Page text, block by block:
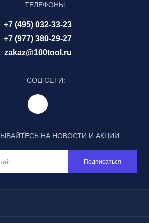
ТЕЛЕФОНЫ:
+7 (495) 032-33-23
+7 (977) 380-29-27
zakaz@100tool.ru
СОЦ СЕТИ:
НА НОВОСТИ И АКЦИИ:
Подписаться